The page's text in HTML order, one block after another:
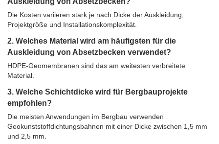
Die Kosten variieren stark je nach Dicke der Auskleidung,
Projektgröße und Installationskomplexität.
2. Welches Material wird am häufigsten für die
Auskleidung von Absetzbecken verwendet?
HDPE-Geomembranen sind das am weitesten verbreitete
Material.
3. Welche Schichtdicke wird für Bergbauprojekte
empfohlen?
Die meisten Anwendungen im Bergbau verwenden
Geokunststoffdichtungsbahnen mit einer Dicke zwischen 1,5 mm
und 2,5 mm.